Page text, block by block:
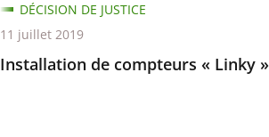
Installation de compteurs « Linky »
DÉCISION DE JUSTICE
11 juillet 2019